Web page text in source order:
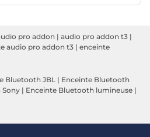
pro addon | audio pro addon t3 |
audio pro addon t3 | enceinte
Bluetooth JBL | Enceinte Bluetooth
Sony | Enceinte Bluetooth lumineuse |